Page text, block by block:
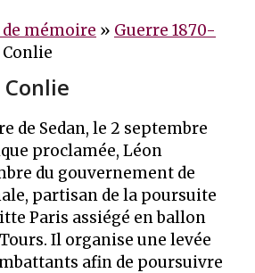
mémoire » Guerre 1870-
Conlie
de Sedan, le 2 septembre
proclamée, Léon
du gouvernement de
partisan de la poursuite
Paris assiégé en ballon
Il organise une levée
afin de poursuivre